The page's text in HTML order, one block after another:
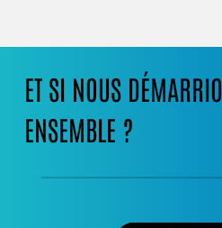
ET SI NOUS
ENSEMBLE ?